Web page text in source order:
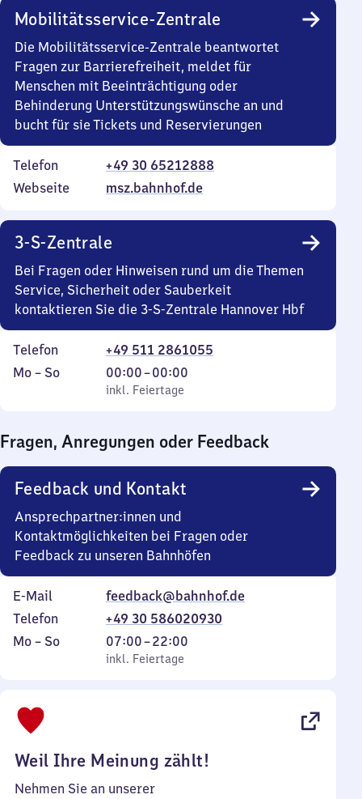
Mobilitätsservice-Zentrale
Die Mobilitätsservice-Zentrale beantwortet
Fragen zur Barrierefreiheit, meldet für
Menschen mit Beeinträchtigung oder
Behinderung Unterstützungswünsche an und
bucht für sie Tickets und Reservierungen
Telefon
+49 30 65212888
Webseite
msz.bahnhof.de
3-S-Zentrale
Bei Fragen oder Hinweisen rund um die Themen
Service, Sicherheit oder Sauberkeit
kontaktieren Sie die 3-S-Zentrale Hannover Hbf
Telefon
+49 511 2861055
Montag
Mo – So,
inkl. Feiertage
00:00–00:00
Von
0
0
Uhr
inkl. Feiertage
Fragen, Anregungen oder Feedback
Feedback und Kontakt
Ansprechpartner:innen und
Kontaktmöglichkeiten bei Fragen oder
Feedback zu unseren Bahnhöfen
E-Mail
feedback@bahnhof.de
Telefon
+49 30 586020930
Montag
Mo – So,
inkl. Feiertage
07:00–22:00
Von
7
inkl. Feiertage
Weil Ihre Meinung zählt!
Nehmen Sie an unserer